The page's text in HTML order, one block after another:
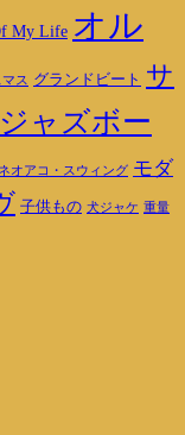
My Life オル
ス グランドビート サ
ジャズボー
ネオアコ・スウィング モダ
子供もの 犬ジャケ 重量